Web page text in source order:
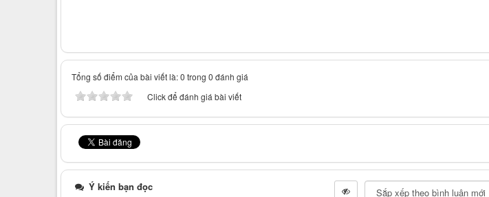
Tổng số điểm của bài viết là: 0 trong 0 đánh giá
Click để đánh giá bài viết
Ý kiến bạn đọc